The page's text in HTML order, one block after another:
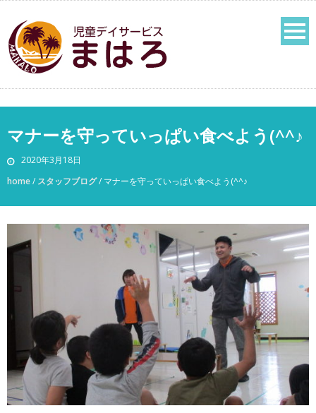
マナーを守っていっぱい食べよう(^^♪
2020年3月18日
home/ スタッフブログ/ マナーを守っていっぱい食べよう(^^♪